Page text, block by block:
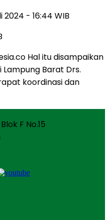
2024 - 16:44 WIB
Hal itu disampaikan
Barat Drs.
koordinasi dan
F No.15